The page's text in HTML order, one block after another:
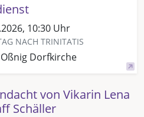
10:30 Uhr
NACH TRINITATIS
Dorfkirche
von Vikarin Lena
Schäller